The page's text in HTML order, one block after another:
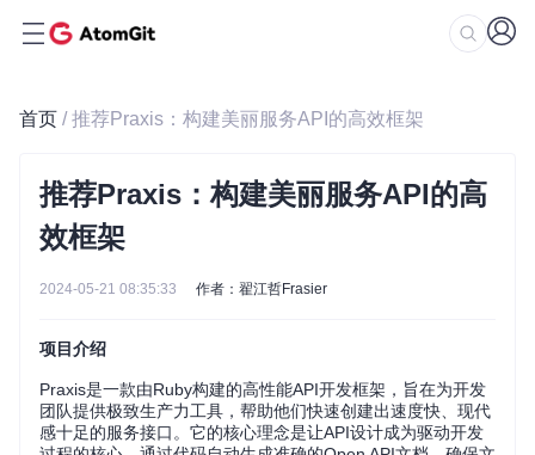
首页 / 推荐Praxis：构建美丽服务API的高效框架
推荐Praxis：构建美丽服务API的高
效框架
2024-05-21 08:35:33 作者：翟江哲Frasier
项目介绍
Praxis是一款由Ruby构建的高性能API开发框架，旨在为开发
团队提供极致生产力工具，帮助他们快速创建出速度快、现代
感十足的服务接口。它的核心理念是让API设计成为驱动开发